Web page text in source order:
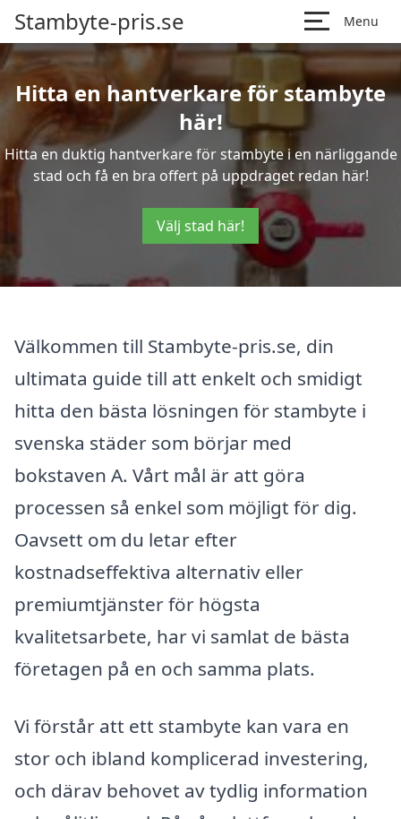
Stambyte-pris.se Menu
Hitta en hantverkare för stambyte
här!
Hitta en duktig hantverkare för stambyte i en närliggande
stad och få en bra offert på uppdraget redan här!
Välj stad här!
Välkommen till Stambyte-pris.se, din
ultimata guide till att enkelt och smidigt
hitta den bästa lösningen för stambyte i
svenska städer som börjar med
bokstaven A. Vårt mål är att göra
processen så enkel som möjligt för dig.
Oavsett om du letar efter
kostnadseffektiva alternativ eller
premiumtjänster för högsta
kvalitetsarbete, har vi samlat de bästa
företagen på en och samma plats.
Vi förstår att ett stambyte kan vara en
stor och ibland komplicerad investering,
och därav behovet av tydlig information